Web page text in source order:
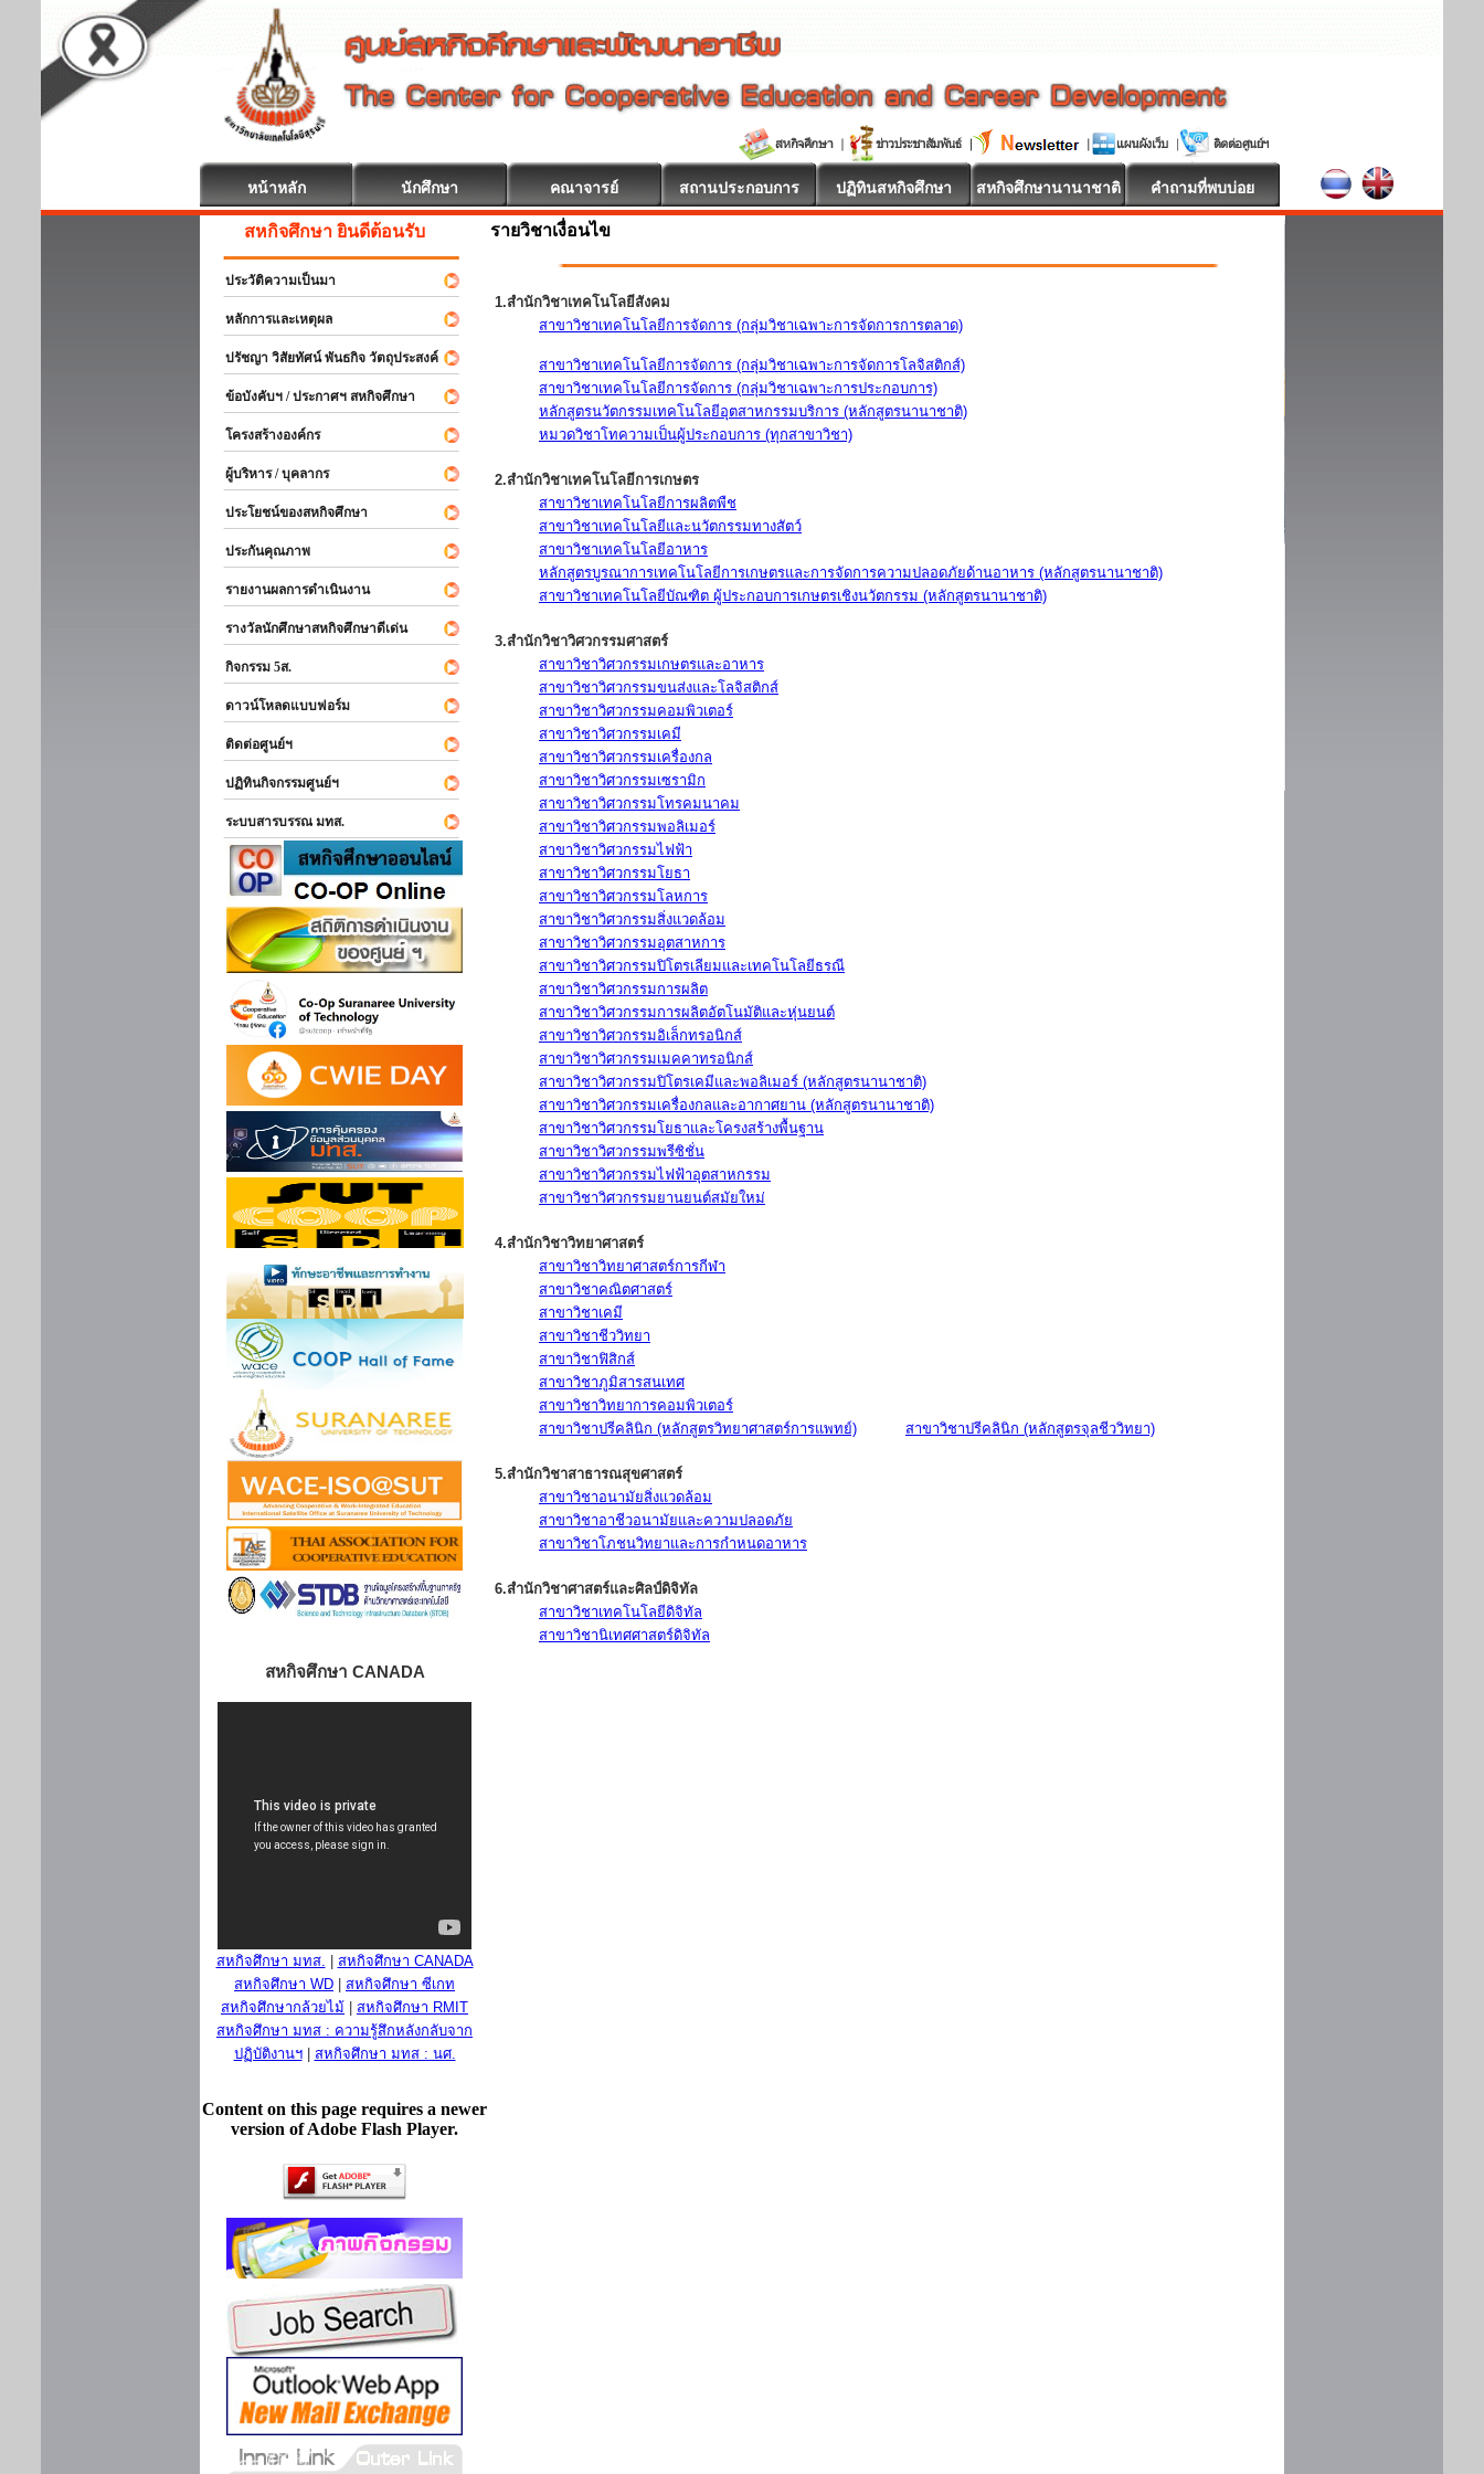
หน้าหลัก นักศึกษา คณาจารย์ สถานประกอบการ ปฏิทินสหกิจศึกษา สหกิจศึกษานานาชาติ คำถามที่พบบ่อย
สหกิจศึกษา ยินดีต้อนรับ
ประวัติความเป็นมา
หลักการและเหตุผล
ปรัชญา วิสัยทัศน์ พันธกิจ วัตถุประสงค์
ข้อบังคับฯ / ประกาศฯ สหกิจศึกษา
โครงสร้างองค์กร
ผู้บริหาร / บุคลากร
ประโยชน์ของสหกิจศึกษา
ประกันคุณภาพ
รายงานผลการดำเนินงาน
รางวัลนักศึกษาสหกิจศึกษาดีเด่น
กิจกรรม 5ส.
ดาวน์โหลดแบบฟอร์ม
ติดต่อศูนย์ฯ
ปฏิทินกิจกรรมศูนย์ฯ
ระบบสารบรรณ มทส.
สหกิจศึกษา CANADA
สหกิจศึกษา มทส.
สหกิจศึกษา CANADA
สหกิจศึกษา WD
สหกิจศึกษา ซีเกท
สหกิจศึกษากล้วยไม้
สหกิจศึกษา RMIT
สหกิจศึกษา มทส : ความรู้สึกหลังกลับจาก
ปฏิบัติงานฯ| สหกิจศึกษา มทส : นศ.
Content on this page requires a newer
version of Adobe Flash Player.
รายวิชาเงื่อนไข
1.สำนักวิชาเทคโนโลยีสังคม
สาขาวิชาเทคโนโลยีการจัดการ (กลุ่มวิชาเฉพาะการจัดการการตลาด)
สาขาวิชาเทคโนโลยีการจัดการ (กลุ่มวิชาเฉพาะการจัดการโลจิสติกส์)
สาขาวิชาเทคโนโลยีการจัดการ (กลุ่มวิชาเฉพาะการประกอบการ)
หลักสูตรนวัตกรรมเทคโนโลยีอุตสาหกรรมบริการ (หลักสูตรนานาชาติ)
หมวดวิชาโทความเป็นผู้ประกอบการ (ทุกสาขาวิชา)
2.สำนักวิชาเทคโนโลยีการเกษตร
สาขาวิชาเทคโนโลยีการผลิตพืช
สาขาวิชาเทคโนโลยีและนวัตกรรมทางสัตว์
สาขาวิชาเทคโนโลยีอาหาร
หลักสูตรบูรณาการเทคโนโลยีการเกษตรและการจัดการความปลอดภัยด้านอาหาร (หลักสูตรนานาชาติ)
สาขาวิชาเทคโนโลยีบัณฑิต ผู้ประกอบการเกษตรเชิงนวัตกรรม (หลักสูตรนานาชาติ)
3.สำนักวิชาวิศวกรรมศาสตร์
สาขาวิชาวิศวกรรมเกษตรและอาหาร
สาขาวิชาวิศวกรรมขนส่งและโลจิสติกส์
สาขาวิชาวิศวกรรมคอมพิวเตอร์
สาขาวิชาวิศวกรรมเคมี
สาขาวิชาวิศวกรรมเครื่องกล
สาขาวิชาวิศวกรรมเซรามิก
สาขาวิชาวิศวกรรมโทรคมนาคม
สาขาวิชาวิศวกรรมพอลิเมอร์
สาขาวิชาวิศวกรรมไฟฟ้า
สาขาวิชาวิศวกรรมโยธา
สาขาวิชาวิศวกรรมโลหการ
สาขาวิชาวิศวกรรมสิ่งแวดล้อม
สาขาวิชาวิศวกรรมอุตสาหการ
สาขาวิชาวิศวกรรมปิโตรเลียมและเทคโนโลยีธรณี
สาขาวิชาวิศวกรรมการผลิต
สาขาวิชาวิศวกรรมการผลิตอัตโนมัติและหุ่นยนต์
สาขาวิชาวิศวกรรมอิเล็กทรอนิกส์
สาขาวิชาวิศวกรรมเมคคาทรอนิกส์
สาขาวิชาวิศวกรรมปิโตรเคมีและพอลิเมอร์ (หลักสูตรนานาชาติ)
สาขาวิชาวิศวกรรมเครื่องกลและอากาศยาน (หลักสูตรนานาชาติ)
สาขาวิชาวิศวกรรมโยธาและโครงสร้างพื้นฐาน
สาขาวิชาวิศวกรรมพรีซิชั่น
สาขาวิชาวิศวกรรมไฟฟ้าอุตสาหกรรม
สาขาวิชาวิศวกรรมยานยนต์สมัยใหม่
4.สำนักวิชาวิทยาศาสตร์
สาขาวิชาวิทยาศาสตร์การกีฬา
สาขาวิชาคณิตศาสตร์
สาขาวิชาเคมี
สาขาวิชาชีววิทยา
สาขาวิชาฟิสิกส์
สาขาวิชาภูมิสารสนเทศ
สาขาวิชาวิทยาการคอมพิวเตอร์
สาขาวิชาปรีคลินิก (หลักสูตรวิทยาศาสตร์การแพทย์)
สาขาวิชาปรีคลินิก (หลักสูตรจุลชีววิทยา)
5.สำนักวิชาสาธารณสุขศาสตร์
สาขาวิชาอนามัยสิ่งแวดล้อม
สาขาวิชาอาชีวอนามัยและความปลอดภัย
สาขาวิชาโภชนวิทยาและการกำหนดอาหาร
6.สำนักวิชาศาสตร์และศิลป์ดิจิทัล
สาขาวิชาเทคโนโลยีดิจิทัล
สาขาวิชานิเทศศาสตร์ดิจิทัล